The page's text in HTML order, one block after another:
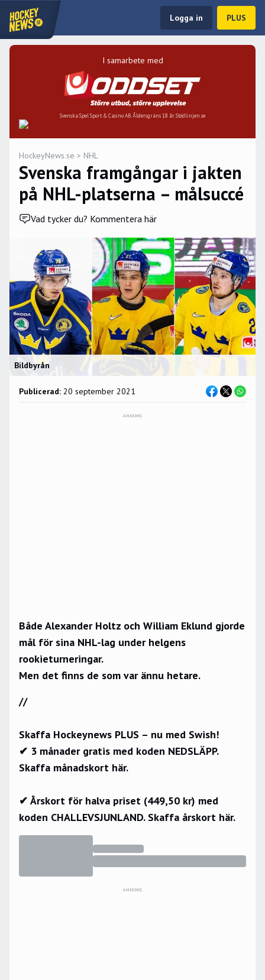
Logga in PLUS
I samarbete med
Svenska Spel Sport & Casino AB. Åldersgräns 18 år. Stödlinjen.se
HockeyNews.se > NHL
Svenska framgångar i jakten
på NHL-platserna – målsuccé
Vad tycker du? Kommentera här
Bildbyrån
Publicerad: 20 september 2021
ANNONS
Både Alexander Holtz och William Eklund gjorde
mål för sina NHL-lag under helgens
rookieturneringar.
Men det finns de som var ännu hetare.
//
Skaffa Hockeynews PLUS – nu med Swish!
✔ 3 månader gratis med koden NEDSLÄPP.
Skaffa månadskort här.
✔ Årskort för halva priset (449,50 kr) med
koden CHALLEVSJUNLAND. Skaffa årskort här.
ANNONS